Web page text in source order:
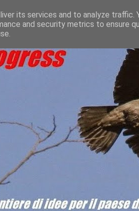
its services and to analyze traffic.
and security metrics to ensure